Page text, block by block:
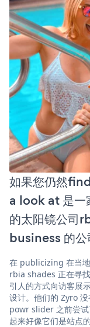
如果您仍然
a look at 是一
的太阳镜公司
business 的公
在 publicizing 在当地
rbia shades 正在寻
引人的方式向访客展
设计。他们的 Zyro
powr slider 之前尝
起来好像它们是站点